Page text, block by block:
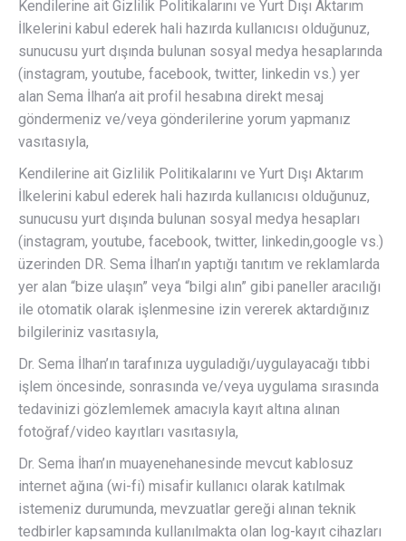
Kendilerine ait Gizlilik Politikalarını ve Yurt Dışı Aktarım
İlkelerini kabul ederek hali hazırda kullanıcısı olduğunuz,
sunucusu yurt dışında bulunan sosyal medya hesaplarında
(instagram, youtube, facebook, twitter, linkedin vs.) yer
alan Sema İlhan’a ait profil hesabına direkt mesaj
göndermeniz ve/veya gönderilerine yorum yapmanız
vasıtasıyla,
Kendilerine ait Gizlilik Politikalarını ve Yurt Dışı Aktarım
İlkelerini kabul ederek hali hazırda kullanıcısı olduğunuz,
sunucusu yurt dışında bulunan sosyal medya hesapları
(instagram, youtube, facebook, twitter, linkedin,google vs.)
üzerinden DR. Sema İlhan’ın yaptığı tanıtım ve reklamlarda
yer alan “bize ulaşın” veya “bilgi alın” gibi paneller aracılığı
ile otomatik olarak işlenmesine izin vererek aktardığınız
bilgileriniz vasıtasıyla,
Dr. Sema İlhan’ın tarafınıza uyguladığı/uygulayacağı tıbbi
işlem öncesinde, sonrasında ve/veya uygulama sırasında
tedavinizi gözlemlemek amacıyla kayıt altına alınan
fotoğraf/video kayıtları vasıtasıyla,
Dr. Sema İhan’ın muayenehanesinde mevcut kablosuz
internet ağına (wi-fi) misafir kullanıcı olarak katılmak
istemeniz durumunda, mevzuatlar gereği alınan teknik
tedbirler kapsamında kullanılmakta olan log-kayıt cihazları